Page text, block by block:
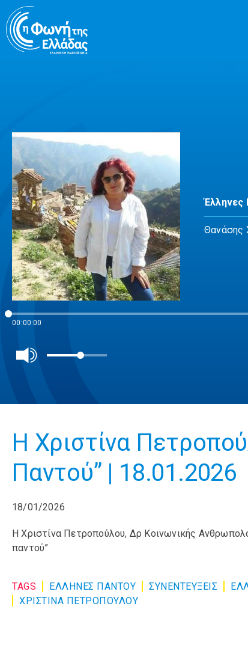
Μετάβαση
σε
περιεχόμενο
Έλληνες
Θανάσης
00:00:00
Η Χριστίνα
Παντού” | 18.01.2026
18/01/2026
Η Χριστίνα Πετροπούλου, Δρ Κοινωνικής
παντού”
TAGS ΕΛΛΗΝΕΣ ΠΑΝΤΟΥ ΣΥΝΕΝΤΕΎΞΕΙΣ
ΧΡΙΣΤΙΝΑ ΠΕΤΡΟΠΟΥΛΟΥ